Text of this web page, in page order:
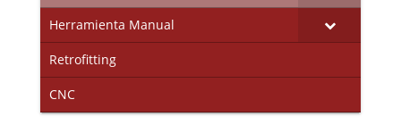
Herramienta Manual
Retrofitting
CNC